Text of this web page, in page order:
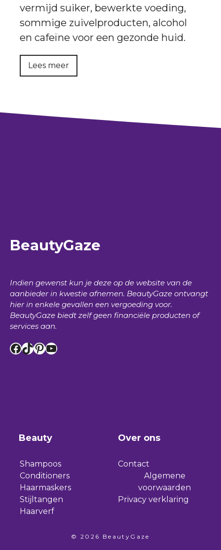
vermijd suiker, bewerkte voeding,
sommige zuivelproducten, alcohol
en cafeïne voor een gezonde huid.
Lees meer
BeautyGaze
Indien gewenst kun je deze op de website van de
aanbieder in kwestie afnemen. BeautyGaze ontvangt
hier in enkele gevallen een vergoeding voor.
BeautyGaze biedt zelf geen financiële producten of
services aan.
Facebook
TikTok
Pinterest
YouTube
Beauty
Shampoos
Conditioners
Haarmaskers
Stijltangen
Haarverf
Over ons
Contact
Algemene
voorwaarden
Privacy verklaring
© 2026 BeautyGaze